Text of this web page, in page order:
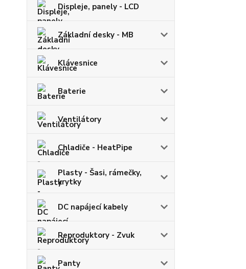
Displeje, panely - LCD
Základní desky - MB
Klávesnice
Baterie
Ventilátory
Chladiče - HeatPipe
Plasty - Šasi, rámečky,
krytky
DC napájecí kabely
Reproduktory - Zvuk
Panty